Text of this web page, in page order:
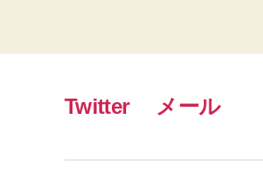
Twitter メール